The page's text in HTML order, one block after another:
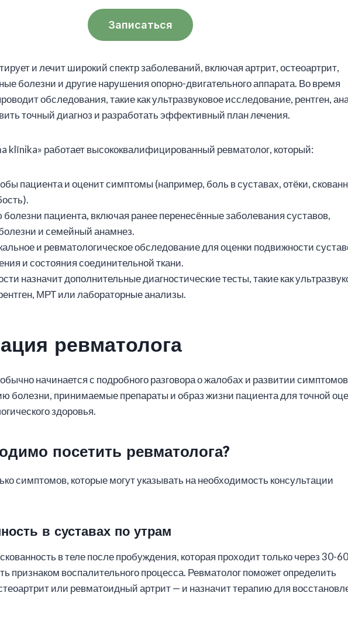
Записаться
и лечит широкий спектр заболеваний, включая артрит, остеоартрит,
болезни и другие нарушения опорно-двигательного аппарата. Во время
обследования, такие как ультразвуковое исследование, рентген,
точный диагноз и разработать эффективный план лечения.
klīnika» работает высококвалифицированный ревматолог, который:
пациента и оценит симптомы (например, боль в суставах, отёки,
пациента, включая ранее перенесённые заболевания суставов,
и семейный анамнез.
и ревматологическое обследование для оценки подвижности
и состояния соединительной ткани.
назначит дополнительные диагностические тесты, такие как
МРТ или лабораторные анализы.
ревматолога
начинается с подробного разговора о жалобах и развитии
болезни, принимаемые препараты и образ жизни пациента для точной
здоровья.
посетить ревматолога?
симптомов, которые могут указывать на необходимость консультации
в суставах по утрам
в теле после пробуждения, которая проходит только через 30-60
признаком воспалительного процесса. Ревматолог поможет определить
или ревматоидный артрит — и назначит терапию для